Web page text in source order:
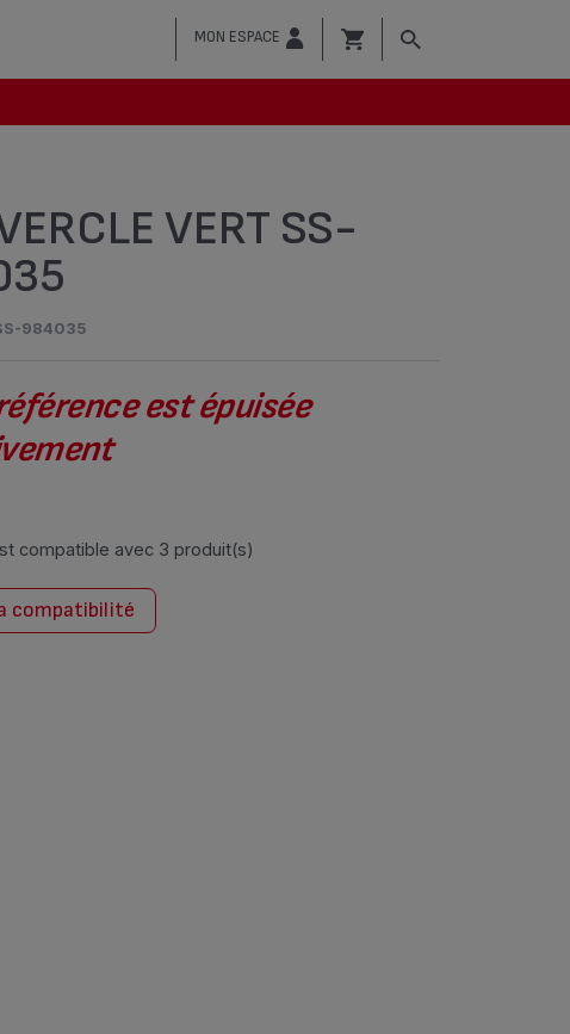
MON ESPACE
VERT SS-
984035
est épuisée
compatible avec 3 produit(s)
compatibilité